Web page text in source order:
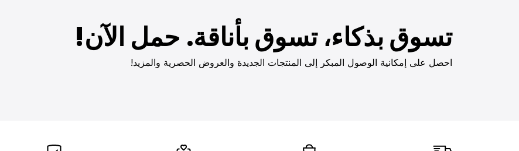
تسوق بذكاء، تسوق بأناقة. حمل الآن!
احصل على إمكانية الوصول المبكر إلى المنتجات الجديدة والعروض الحصرية والمزيد!